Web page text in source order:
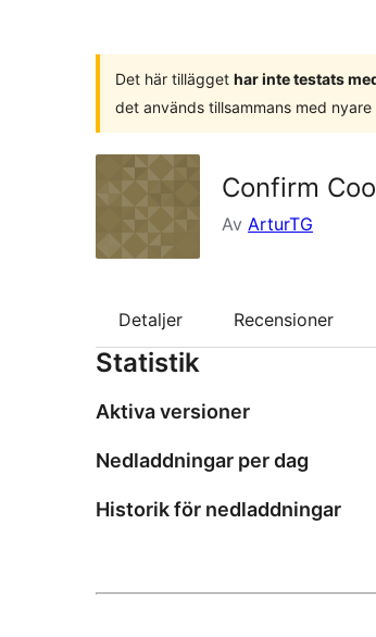
Det här tillägget har inte testats
det används tillsammans med nyare
Confirm
Av ArturTG
Detaljer Recensioner
Statistik
Aktiva versioner
Nedladdningar per dag
Historik för nedladdningar